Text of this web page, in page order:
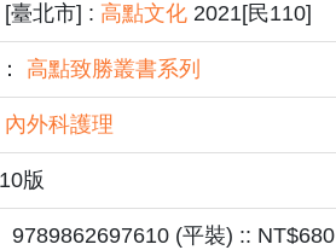
臺北市] : 高點文化2021[民110]
高點致勝叢書系列
內外科護理
版
9789862697610 (平裝) :: NT$680